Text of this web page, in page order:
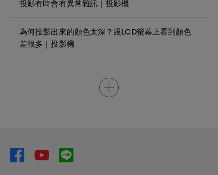
投影有時會有異常雜訊｜投影機
為何投影出來的顏色太深？跟LCD螢幕上看到顏色
差很多｜投影機